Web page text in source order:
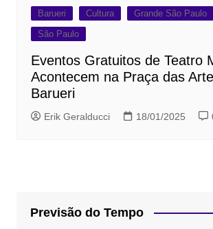
Barueri Cultura
Grande São Paulo
São Paulo
Eventos Gratuitos de Teatro
Acontecem na Praça das
Barueri
Erik Geralducci 18/01/2025
Previsão do Tempo